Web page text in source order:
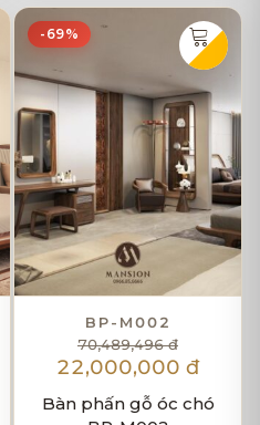
-69%
BP-M002
70,489,496 đ
22,000,000 đ
Bàn phấn gỗ óc chó